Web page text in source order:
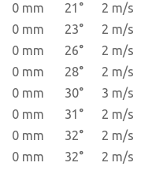
0 mm 21°
2 m/s
0 mm 23°
2 m/s
0 mm 26°
2 m/s
0 mm 28°
2 m/s
0 mm 30°
3 m/s
0 mm 31°
2 m/s
0 mm 32°
2 m/s
0 mm 32°
2 m/s